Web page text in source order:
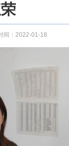
间：2022-01-18